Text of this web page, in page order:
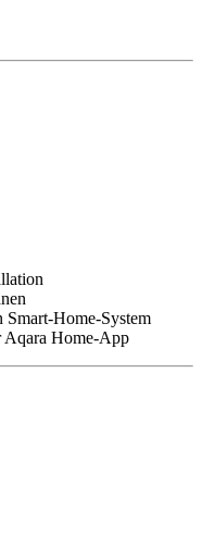
Home-System
Aqara Home-App